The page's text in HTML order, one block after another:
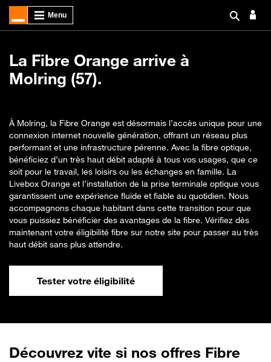
La Fibre Orange arrive à
Molring (57).
À Molring, la Fibre Orange est désormais l’accès unique pour une
connexion internet nouvelle génération, offrant un réseau plus
performant et une infrastructure pérenne. Avec la fibre optique,
bénéficiez d’un très haut débit adapté à tous vos usages, que ce
soit pour le travail, les loisirs ou les échanges en famille. La
Livebox Orange et l’installation de la prise terminale optique vous
garantissent une expérience fluide et fiable au quotidien. Nous
accompagnons chaque habitant dans cette transition pour que
vous puissiez bénéficier des avantages de la fibre. Vérifiez dès
maintenant votre éligibilité fibre sur notre site pour passer au très
haut débit sans plus attendre.
Tester votre éligibilité
Découvrez vite si nos offres Fibre